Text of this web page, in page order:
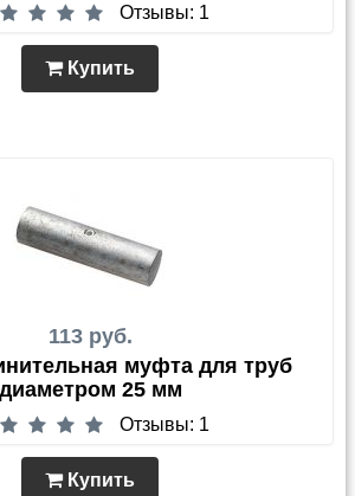
Отзывы: 1
Купить
113 руб.
муфта для труб
диаметром 25 мм
Отзывы: 1
Купить